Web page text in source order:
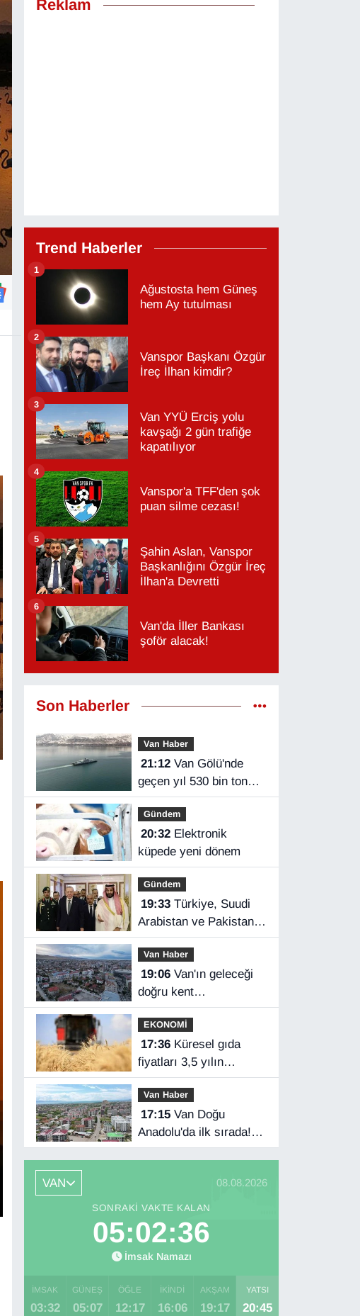
Reklam
Trend Haberler
Ağustosta hem Güneş
hem Ay tutulması
1
Vanspor Başkanı Özgür
İreç İlhan kimdir?
2
Van YYÜ Erciş yolu
kavşağı 2 gün trafiğe
kapatılıyor
3
Vanspor'a TFF'den şok
puan silme cezası!
4
Şahin Aslan, Vanspor
Başkanlığını Özgür İreç
İlhan'a Devretti
5
Van'da İller Bankası
şoför alacak!
6
Son Haberler
Van Haber
21:12Van Gölü'nde
geçen yıl 530 bin ton
yük taşındı
Gündem
20:32Elektronik
küpede yeni dönem
Gündem
19:33Türkiye, Suudi
Arabistan ve Pakistan
üçlü savunma
anlaşması imzaladı
Van Haber
19:06Van'ın geleceği
doğru kent
planlamasında
EKONOMİ
17:36Küresel gıda
fiyatları 3,5 yılın
zirvesinde
Van Haber
17:15Van Doğu
Anadolu'da ilk sırada!
Bakanlık verileri
VAN
08.08.2026
SONRAKI VAKTE KALAN
05:02:34
İmsak Namazı
İMSAK
03:32
GÜNEŞ
05:07
ÖĞLE
12:17
İKINDI
16:06
AKŞAM
19:17
YATSI
20:45